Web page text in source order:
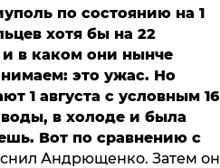
по состоянию на 1
хотя бы на 22
в каком они нынче
это ужас. Но
1 августа с условным 16
в холоде и была
Вот по сравнению с
Андрющенко. Затем он